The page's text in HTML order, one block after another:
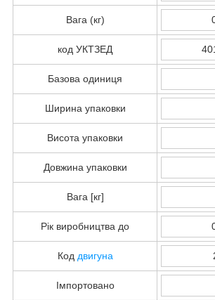
Вага (кг)
код УКТЗЕД
Базова одиниця
Ширина упаковки
Висота упаковки
Довжина упаковки
Вага [кг]
Рік виробництва до
Код двигуна
Імпортовано